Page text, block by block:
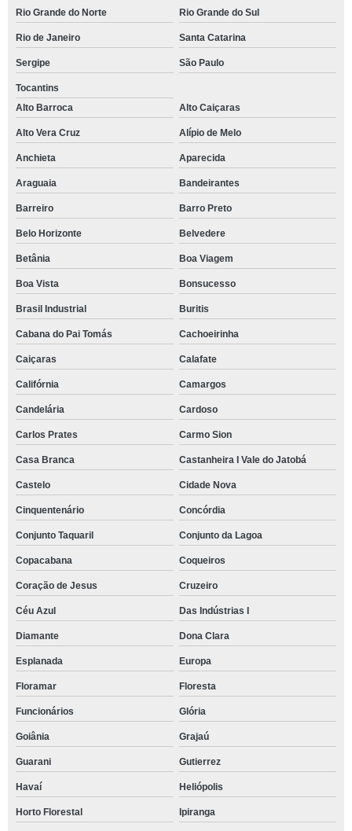
Rio Grande do Norte Rio Grande do Sul
Rio de Janeiro Santa Catarina
Sergipe São Paulo
Tocantins
Alto Barroca
Alto Caiçaras
Alto Vera Cruz Alípio de Melo
Anchieta Aparecida
Araguaia Bandeirantes
Barreiro Barro Preto
Belo Horizonte Belvedere
Betânia Boa Viagem
Boa Vista Bonsucesso
Brasil Industrial Buritis
Cabana do Pai Tomás Cachoeirinha
Caiçaras Calafate
Califórnia Camargos
Candelária Cardoso
Carlos Prates Carmo Sion
Casa Branca Castanheira I Vale do Jatobá
Castelo Cidade Nova
Cinquentenário Concórdia
Conjunto Taquaril Conjunto da Lagoa
Copacabana Coqueiros
Coração de Jesus Cruzeiro
Céu Azul Das Indústrias I
Diamante Dona Clara
Esplanada Europa
Floramar Floresta
Funcionários Glória
Goiânia Grajaú
Guarani Gutierrez
Havaí Heliópolis
Horto Florestal Ipiranga